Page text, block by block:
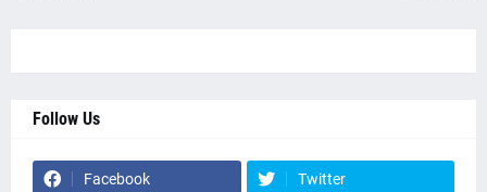
Follow Us
Facebook Twitter